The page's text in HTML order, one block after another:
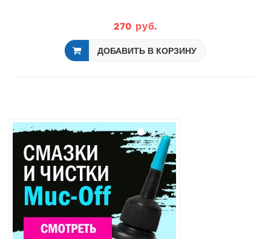
270 руб.
ДОБАВИТЬ В КОРЗИНУ